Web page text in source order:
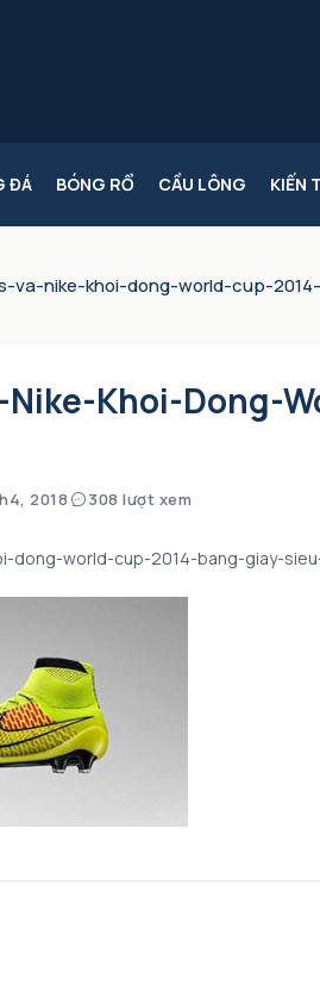
ĐÁ BÓNG RỔ CẦU LÔNG KIẾN
va-nike-khoi-dong-world-cup-
Khoi-Dong-
2018 308 lượt xem